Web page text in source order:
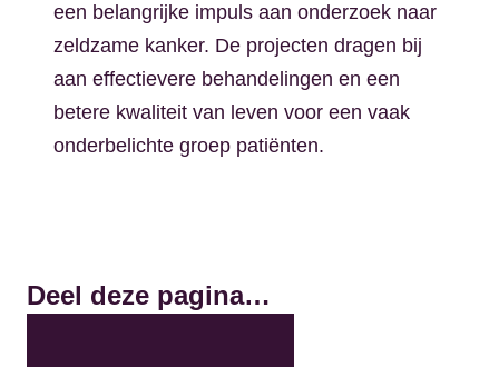
een belangrijke impuls aan onderzoek naar
zeldzame kanker. De projecten dragen bij
aan effectievere behandelingen en een
betere kwaliteit van leven voor een vaak
onderbelichte groep patiënten.
Deel deze pagina…